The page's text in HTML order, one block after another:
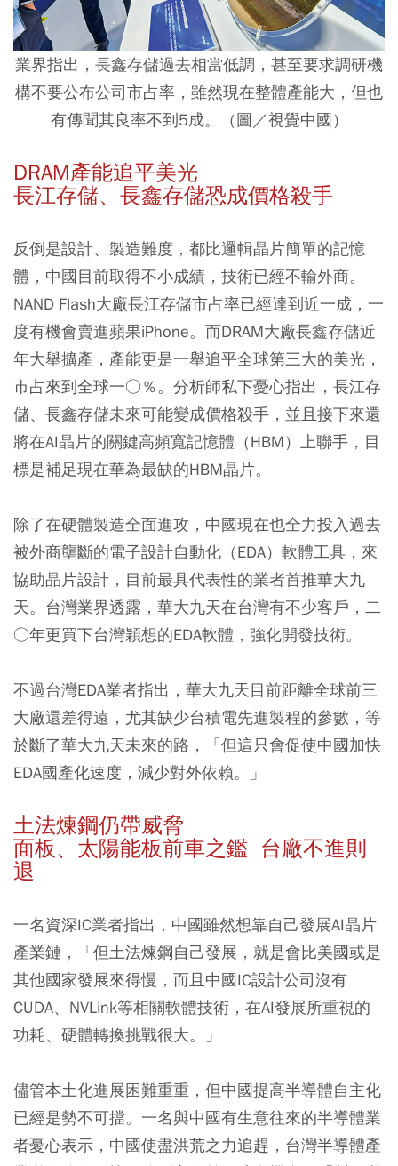
業界指出，長鑫存儲過去相當低調，甚至要求調研機
構不要公布公司市占率，雖然現在整體產能大，但也
有傳聞其良率不到5成。
（圖／視覺中國）
DRAM產能追平美光
長江存儲、長鑫存儲恐成價格殺手
反倒是設計、製造難度，都比邏輯晶片簡單的記憶
體，中國目前取得不小成績，技術已經不輸外商。
NAND Flash大廠長江存儲市占率已經達到近一成，一
度有機會賣進蘋果iPhone。而DRAM大廠長鑫存儲近
年大舉擴產，產能更是一舉追平全球第三大的美光，
市占來到全球一○％。分析師私下憂心指出，長江存
儲、長鑫存儲未來可能變成價格殺手，並且接下來還
將在AI晶片的關鍵高頻寬記憶體（HBM）上聯手，目
標是補足現在華為最缺的HBM晶片。
除了在硬體製造全面進攻，中國現在也全力投入過去
被外商壟斷的電子設計自動化（EDA）軟體工具，來
協助晶片設計，目前最具代表性的業者首推華大九
天。台灣業界透露，華大九天在台灣有不少客戶，二
○年更買下台灣穎想的EDA軟體，強化開發技術。
不過台灣EDA業者指出，華大九天目前距離全球前三
大廠還差得遠，尤其缺少台積電先進製程的參數，等
於斷了華大九天未來的路，「但這只會促使中國加快
EDA國產化速度，減少對外依賴。」
土法煉鋼仍帶威脅
面板、太陽能板前車之鑑 台廠不進則
退
一名資深IC業者指出，中國雖然想靠自己發展AI晶片
產業鏈，「但土法煉鋼自己發展，就是會比美國或是
其他國家發展來得慢，而且中國IC設計公司沒有
CUDA、NVLink等相關軟體技術，在AI發展所重視的
功耗、硬體轉換挑戰很大。」
儘管本土化進展困難重重，但中國提高半導體自主化
已經是勢不可擋。一名與中國有生意往來的半導體業
者憂心表示，中國使盡洪荒之力追趕，台灣半導體產